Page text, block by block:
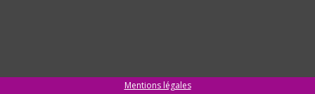
Mentions légales